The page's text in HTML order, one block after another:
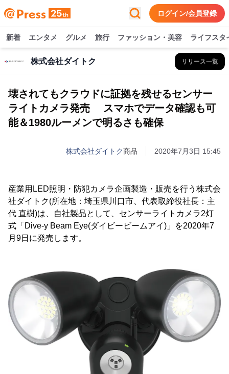
ログイン/会員登録
新着 エンタメ グルメ 旅行 ファッション・美容 ライフスタ
株式会社ダイトク リリース一覧
壊されてもクラウドに証拠を残せるセンサー
ライトカメラ発売 スマホでデータ確認も可
能＆1980ルーメンで明るさも確保
株式会社ダイトク商品 2020年7月3日 15:45
産業用LED照明・防犯カメラ企画製造・販売を行う株式会
社ダイトク(所在地：埼玉県川口市、代表取締役社長：主
代 直樹)は、自社製品として、センサーライトカメラ2灯
式「Dive-y Beam Eye(ダイビービームアイ)」を2020年7
月9日に発売します。